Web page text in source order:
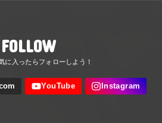
FOLLOW